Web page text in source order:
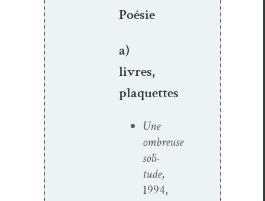
Poésie
a)
livres,
plaquettes
Une
ombreuse
soli­
tude,
1994,